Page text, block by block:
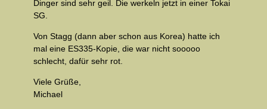
Dinger sind sehr geil. Die werkeln jetzt in einer Tokai
SG.
Von Stagg (dann aber schon aus Korea) hatte ich
mal eine ES335-Kopie, die war nicht sooooo
schlecht, dafür sehr rot.
Viele Grüße,
Michael